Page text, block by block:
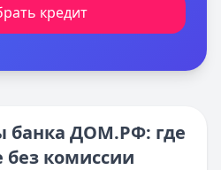
кредит
банка ДОМ.РФ: где
без комиссии